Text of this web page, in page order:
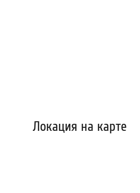
Локация на карте